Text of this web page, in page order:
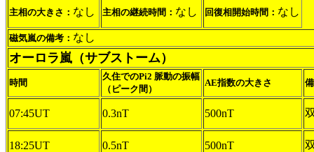
主相の大きさ： なし 主相の継続時間： なし 回復相開始時間： なし
磁気嵐の備考： なし
オーロラ嵐（サブストーム）
時間
久住でのPi2 脈動の振幅
（ピーク間）
AE指数の大きさ
07:45UT 0.3nT 500nT
18:25UT 0.5nT 500nT